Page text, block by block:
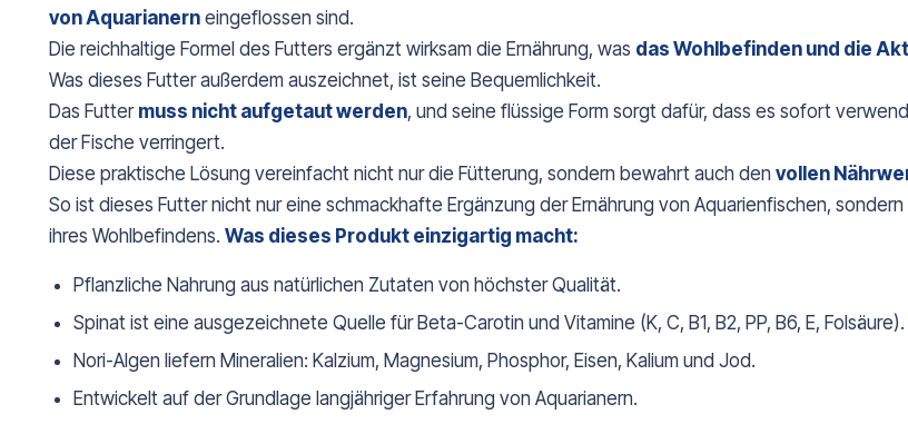
von Aquarianern eingeflossen sind.
Die reichhaltige Formel des Futters ergänzt wirksam die Ernährung, was das Wohlbefinden und die
Was dieses Futter außerdem auszeichnet, ist seine Bequemlichkeit.
Das Futter muss nicht aufgetaut werden, und seine flüssige Form sorgt dafür, dass es sofort
der Fische verringert.
Diese praktische Lösung vereinfacht nicht nur die Fütterung, sondern bewahrt auch den vollen
So ist dieses Futter nicht nur eine schmackhafte Ergänzung der Ernährung von Aquarienfischen,
ihres Wohlbefindens. Was dieses Produkt einzigartig macht:
Pflanzliche Nahrung aus natürlichen Zutaten von höchster Qualität.
Spinat ist eine ausgezeichnete Quelle für Beta-Carotin und Vitamine (K, C, B1, B2, PP, B6, E, Folsäure).
Nori-Algen liefern Mineralien: Kalzium, Magnesium, Phosphor, Eisen, Kalium und Jod.
Entwickelt auf der Grundlage langjähriger Erfahrung von Aquarianern.